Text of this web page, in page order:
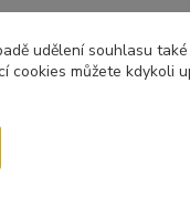
udělení souhlasu
cookies můžete kdykoli